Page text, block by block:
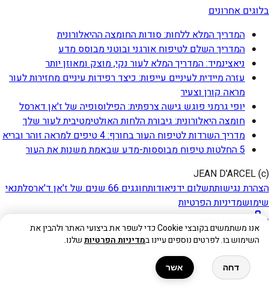
בלוגים אחרונים
המדריך המלא ללחות: סודות החומצה ההיאלורונית
המדריך השלם לטיפוח אורגני ובוטני מבוסס מדע
ניאצינמיד: המדריך המלא לעור נקי, מוצק ומאוזן יותר
עזרה מיידית לעיניים עייפות: כיצד רפידות עיניים מחזירות לעור
מראה קורן וצעיר
יופי גרמני פוגש גישה צרפתית: הפילוסופיה של ז'אן דארסל
חומצה היאלורונית: גיבורת הלחות האולטימטיבית לעור שלך
מדריך השרדות לטיפוח העור בחורף: 4 טיפים למראה זוהר ובריא
5 החלטות טיפוח מבוססות-מדע שבאמת משנות את העור
(c) JEAN D'ARCEL
הצהרת נגישותתשלום ידניאודותחוגגים 66 שנים של ז'אן ד'ארסל
תנאי
שימושמדיניות הפרטיות
אנו משתמשים בקובצי Cookie כדי לשפר את ביצועי האתר ולהבין את
השימוש בו. לפרטים נוספים עיינו במדיניות הפרטיותשלנו.
דחה אשר